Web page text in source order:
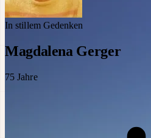
In stillem Gedenken
Magdalena Gerger
75 Jahre